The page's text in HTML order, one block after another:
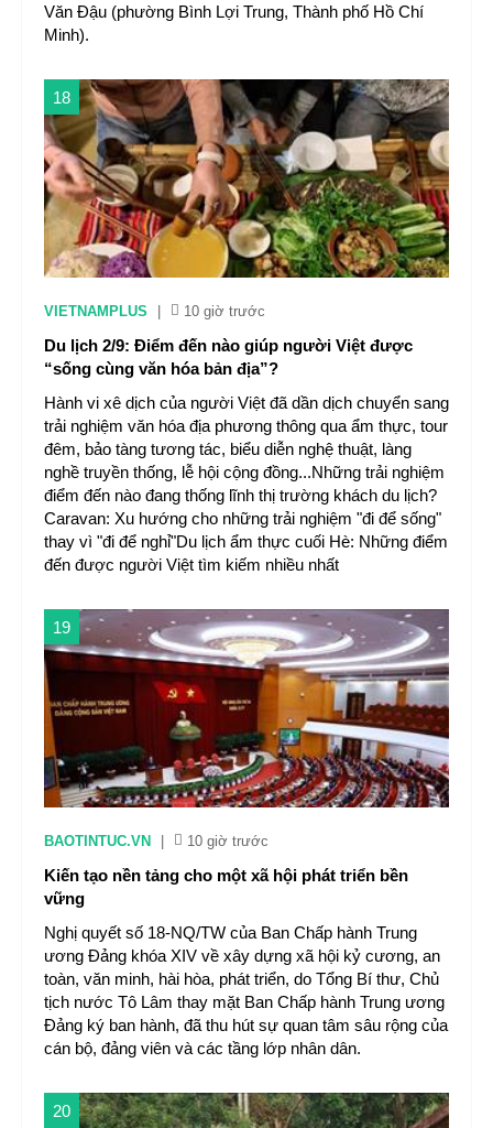
Văn Đậu (phường Bình Lợi Trung, Thành phố Hồ Chí
Minh).
18
VIETNAMPLUS 10 giờ trước
Du lịch 2/9: Điểm đến nào giúp người Việt được
“sống cùng văn hóa bản địa”?
Hành vi xê dịch của người Việt đã dần dịch chuyển sang
trải nghiệm văn hóa địa phương thông qua ẩm thực, tour
đêm, bảo tàng tương tác, biểu diễn nghệ thuật, làng
nghề truyền thống, lễ hội cộng đồng...Những trải nghiệm
điểm đến nào đang thống lĩnh thị trường khách du lịch?
Caravan: Xu hướng cho những trải nghiệm "đi để sống"
thay vì "đi để nghỉ"Du lịch ẩm thực cuối Hè: Những điểm
đến được người Việt tìm kiếm nhiều nhất
19
BAOTINTUC.VN 10 giờ trước
Kiến tạo nền tảng cho một xã hội phát triển bền
vững
Nghị quyết số 18-NQ/TW của Ban Chấp hành Trung
ương Đảng khóa XIV về xây dựng xã hội kỷ cương, an
toàn, văn minh, hài hòa, phát triển, do Tổng Bí thư, Chủ
tịch nước Tô Lâm thay mặt Ban Chấp hành Trung ương
Đảng ký ban hành, đã thu hút sự quan tâm sâu rộng của
cán bộ, đảng viên và các tầng lớp nhân dân.
20